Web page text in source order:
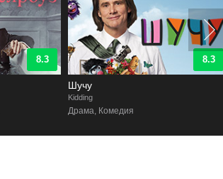
8.3 8.3
Шучу
Kidding
Драма, Комедия